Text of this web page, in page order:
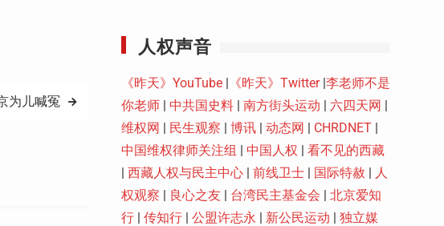
为儿喊冤
人权声音
《昨天》YouTube | 《昨天》Twitter|李老师不是
你老师 | 中共国史料 | 南方街头运动 | 六四天网 |
维权网 | 民生观察 | 博讯 | 动态网 | CHRDNET |
中国维权律师关注组 | 中国人权 | 看不见的西藏
| 西藏人权与民主中心 | 前线卫士 | 国际特赦 | 人
权观察 | 良心之友 | 台湾民主基金会 | 北京爱知
行 | 传知行 | 公盟许志永 | 新公民运动 | 独立媒